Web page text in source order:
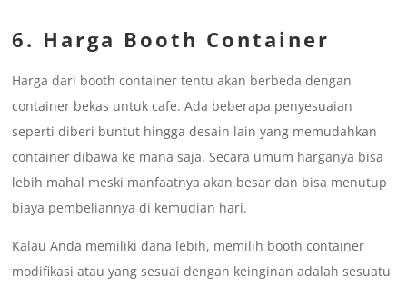
6. Harga Booth Container
Harga dari booth container tentu akan berbeda dengan
container bekas untuk cafe. Ada beberapa penyesuaian
seperti diberi buntut hingga desain lain yang memudahkan
container dibawa ke mana saja. Secara umum harganya bisa
lebih mahal meski manfaatnya akan besar dan bisa menutup
biaya pembeliannya di kemudian hari.
Kalau Anda memiliki dana lebih, memilih booth container
modifikasi atau yang sesuai dengan keinginan adalah sesuatu